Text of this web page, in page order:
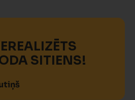
SITIENS!